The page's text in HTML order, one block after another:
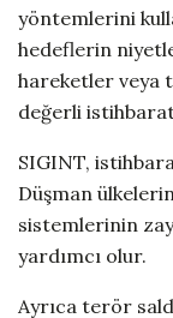
yöntemlerini
hedeflerin
hareketler veya
değerli
SIGINT,
Düşman
sistemlerinin
yardımcı olur.
Ayrıca terör